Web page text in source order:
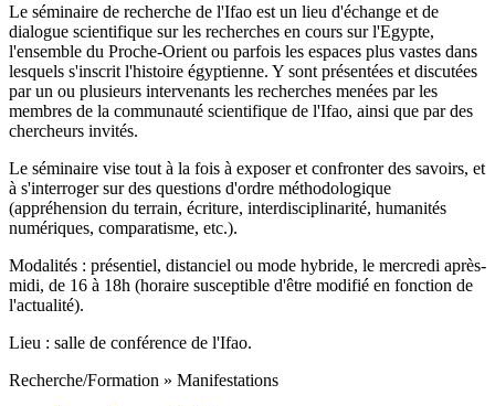
Le séminaire de recherche de l'Ifao est un lieu d'échange et de
dialogue scientifique sur les recherches en cours sur l'Egypte,
l'ensemble du Proche-Orient ou parfois les espaces plus vastes dans
lesquels s'inscrit l'histoire égyptienne. Y sont présentées et discutées
par un ou plusieurs intervenants les recherches menées par les
membres de la communauté scientifique de l'Ifao, ainsi que par des
chercheurs invités.
Le séminaire vise tout à la fois à exposer et confronter des savoirs, et
à s'interroger sur des questions d'ordre méthodologique
(appréhension du terrain, écriture, interdisciplinarité, humanités
numériques, comparatisme, etc.).
Modalités : présentiel, distanciel ou mode hybride, le mercredi après-
midi, de 16 à 18h (horaire susceptible d'être modifié en fonction de
l'actualité).
Lieu : salle de conférence de l'Ifao.
Recherche/Formation » Manifestations